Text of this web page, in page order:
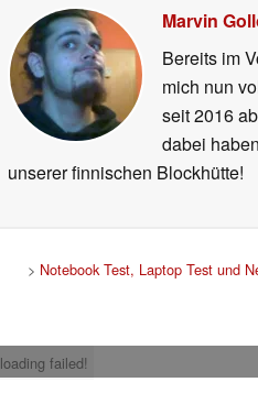
Marvin
Bereits im
mich nun
seit 2016
dabei
unserer finnischen Blockhütte!
> Notebook Test, Laptop Test und
loading failed!